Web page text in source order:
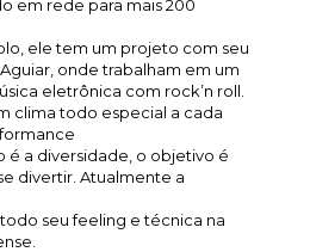
em rede para mais 200
ele tem um projeto com seu
onde trabalham em um
eletrônica com rock’n roll.
clima todo especial a cada
é a diversidade, o objetivo é
divertir. Atualmente a
seu feeling e técnica na